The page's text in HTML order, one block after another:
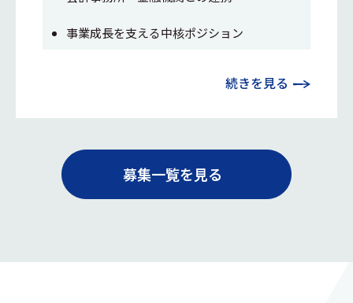
事業成長を支える中核ポジション
続きを見る
募集一覧を見る